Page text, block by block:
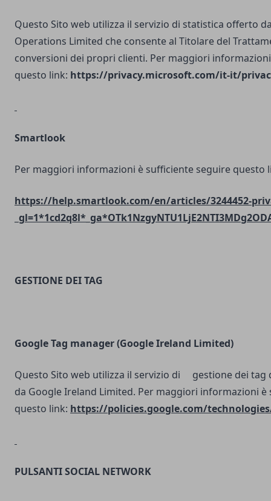
Questo Sito web utilizza il servizio di statistica offerto
Operations Limited che consente al Titolare del
conversioni dei propri clienti. Per maggiori
questo link: https://privacy.microsoft.com/it-it/
Smartlook
Per maggiori informazioni è sufficiente seguire questo
https://help.smartlook.com/en/articles/3244452-
GESTIONE DEI TAG
Google Tag manager (Google Ireland Limited)
Questo Sito web utilizza il servizio di gestione dei tag
da Google Ireland Limited. Per maggiori informazioni
questo link: https://policies.google.com/
PULSANTI SOCIAL NETWORK